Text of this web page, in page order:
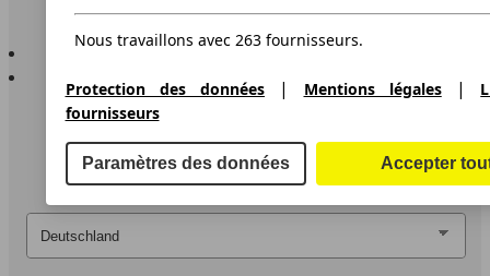
AutoScout24 pour iOS
Nous travaillons avec 263 fournisseurs.
Protection des données | Mentions légales|
fournisseurs
Paramètres des données Accepter